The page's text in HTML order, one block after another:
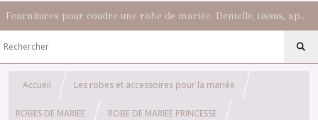
Fournitures pour coudre une robe de mariée. Dentelle, tissus, appliqués, galons, boutons. Robes et accessoires pour la mariée.
Accueil Les robes et accessoires pour la mariée
ROBES DE MARIEE ROBE DE MARIEE PRINCESSE